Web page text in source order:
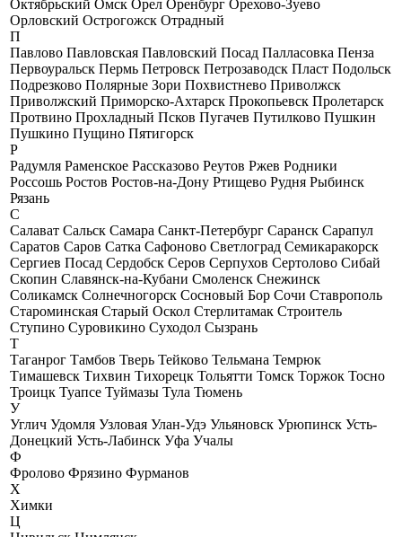
Октябрьский Омск Орел Оренбург Орехово-Зуево
Орловский Острогожск Отрадный
П
Павлово Павловская Павловский Посад Палласовка Пенза
Первоуральск Пермь Петровск Петрозаводск Пласт Подольск
Подрезково Полярные Зори Похвистнево Приволжск
Приволжский Приморско-Ахтарск Прокопьевск Пролетарск
Протвино Прохладный Псков Пугачев Путилково Пушкин
Пушкино Пущино Пятигорск
Р
Радумля Раменское Рассказово Реутов Ржев Родники
Россошь Ростов Ростов-на-Дону Ртищево Рудня Рыбинск
Рязань
С
Салават Сальск Самара Санкт-Петербург Саранск Сарапул
Саратов Саров Сатка Сафоново Светлоград Семикаракорск
Сергиев Посад Сердобск Серов Серпухов Сертолово Сибай
Скопин Славянск-на-Кубани Смоленск Снежинск
Соликамск Солнечногорск Сосновый Бор Сочи Ставрополь
Староминская Старый Оскол Стерлитамак Строитель
Ступино Суровикино Суходол Сызрань
Т
Таганрог Тамбов Тверь Тейково Тельмана Темрюк
Тимашевск Тихвин Тихорецк Тольятти Томск Торжок Тосно
Троицк Туапсе Туймазы Тула Тюмень
У
Углич Удомля Узловая Улан-Удэ Ульяновск Урюпинск Усть-
Донецкий Усть-Лабинск Уфа Учалы
Ф
Фролово Фрязино Фурманов
Х
Химки
Ц